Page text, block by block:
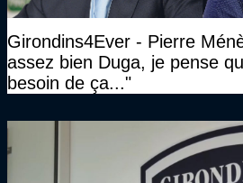
Girondins4Ever - Pierre
assez bien Duga, je pense
besoin de ça..."